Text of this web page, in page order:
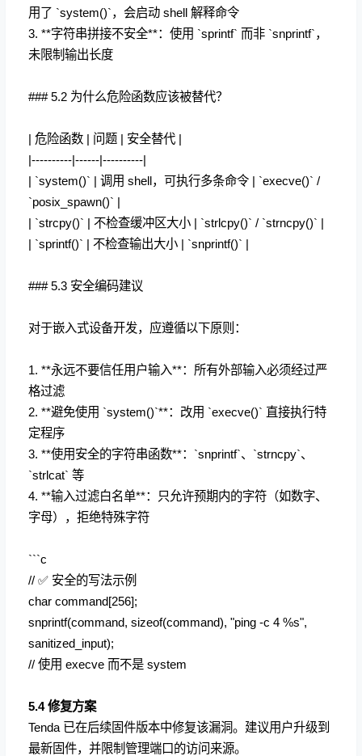
用了 `system()`，会启动 shell 解释命令
3. **字符串拼接不安全**：使用 `sprintf` 而非 `snprintf`，
未限制输出长度
### 5.2 为什么危险函数应该被替代？
| 危险函数 | 问题 | 安全替代 |
|----------|------|----------|
| `system()` | 调用 shell，可执行多条命令 | `execve()` /
`posix_spawn()` |
| `strcpy()` | 不检查缓冲区大小 | `strlcpy()` / `strncpy()` |
| `sprintf()` | 不检查输出大小 | `snprintf()` |
### 5.3 安全编码建议
对于嵌入式设备开发，应遵循以下原则：
1. **永远不要信任用户输入**：所有外部输入必须经过严
格过滤
2. **避免使用 `system()`**：改用 `execve()` 直接执行特
定程序
3. **使用安全的字符串函数**：`snprintf`、`strncpy`、
`strlcat` 等
4. **输入过滤白名单**：只允许预期内的字符（如数字、
字母），拒绝特殊字符
```c
// ✅ 安全的写法示例
char command[256];
snprintf(command, sizeof(command), "ping -c 4 %s",
sanitized_input);
// 使用 execve 而不是 system
5.4 修复方案
Tenda 已在后续固件版本中修复该漏洞。建议用户升级到
最新固件，并限制管理端口的访问来源。